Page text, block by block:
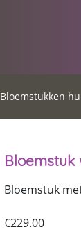
Bloemstukken
Bloemstuk
Bloemstuk
€229.00